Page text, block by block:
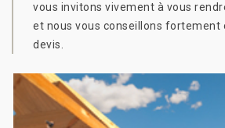
vous invitons vivement à vous
et nous vous conseillons fortement
devis.